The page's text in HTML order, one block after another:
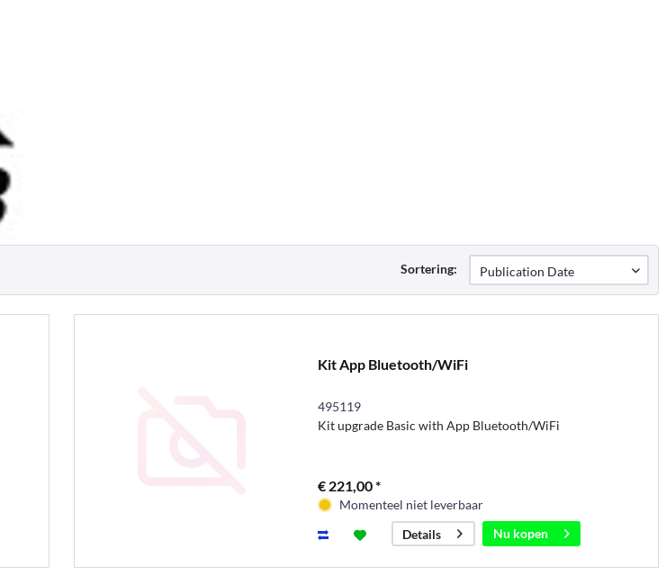
Sortering:
Kit App Bluetooth/WiFi
495119
Kit upgrade Basic with App Bluetooth/WiFi
€ 221,00 *
Momenteel niet leverbaar
Details
Nu kopen